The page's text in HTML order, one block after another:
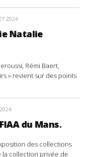
2024
Natalie
Rémi Baert,
» revient sur des points
du Mans.
des collections
la collection privée de